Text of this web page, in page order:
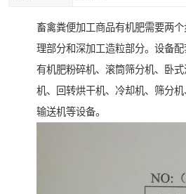
畜禽粪便加工商品有机肥需要两
理部分和深加工造粒部分。设备配
有机肥粉碎机、滚筒筛分机、卧
机、回转烘干机、冷却机、筛分机
输送机等设备。